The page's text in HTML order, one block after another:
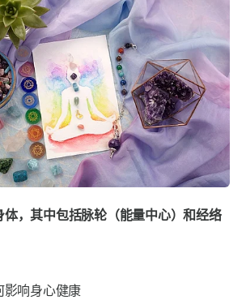
体，其中包括脉轮（能量中心）和经络
影响身心健康